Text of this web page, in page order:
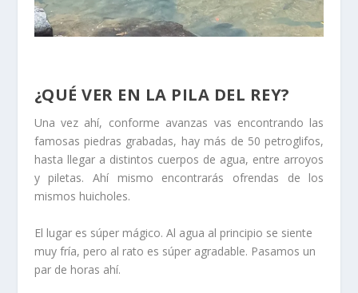
¿QUÉ VER EN LA PILA DEL REY?
Una vez ahí, conforme avanzas vas encontrando las
famosas piedras grabadas, hay más de 50 petroglifos,
hasta llegar a distintos cuerpos de agua, entre arroyos
y piletas. Ahí mismo encontrarás ofrendas de los
mismos huicholes.
El lugar es súper mágico. Al agua al principio se siente
muy fría, pero al rato es súper agradable. Pasamos un
par de horas ahí.